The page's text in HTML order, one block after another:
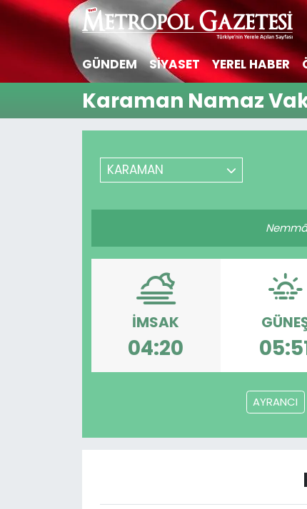
GÜNDEM SİYASET YEREL HABER
Karaman Namaz
KARAMAN
İMSAK
04:20
AYRANCI
Hava Durumu
Trafik Durumu
Süper Lig Puan Durumu ve Fikstür
Tüm Manşetler